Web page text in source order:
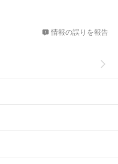
情報の誤りを報告